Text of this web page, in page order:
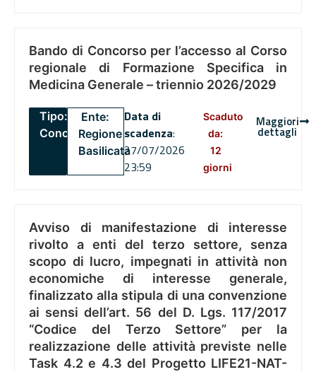
Bando di Concorso per l’accesso al Corso
regionale di Formazione Specifica in
Medicina Generale – triennio 2026/2029
Tipo:
Concorsi
Ente:
Regione
Basilicata
Data di
scadenza:
27/07/2026
23:59
Scaduto
da:
12
giorni
Maggiori
dettagli
Avviso di manifestazione di interesse
rivolto a enti del terzo settore, senza
scopo di lucro, impegnati in attività non
economiche di interesse generale,
finalizzato alla stipula di una convenzione
ai sensi dell’art. 56 del D. Lgs. 117/2017
“Codice del Terzo Settore” per la
realizzazione delle attività previste nelle
Task 4.2 e 4.3 del Progetto LIFE21-NAT-